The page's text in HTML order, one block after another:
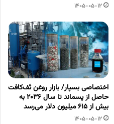
1405-05-12
اختصاصی بسپار/ بازار روغن تَف‌کافت
حاصل از پسماند تا سال ۲۰۳۶ به
بیش از ۶۱۵ میلیون دلار می‌رسد
1405-05-12